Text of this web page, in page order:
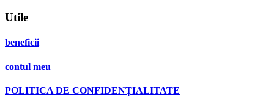
Utile
beneficii
contul meu
POLITICA DE CONFIDENȚIALITATE